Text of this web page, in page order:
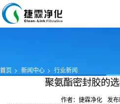
首页 新闻中心 行业新闻
聚氨酯密封胶的
作者：捷霖净化 发